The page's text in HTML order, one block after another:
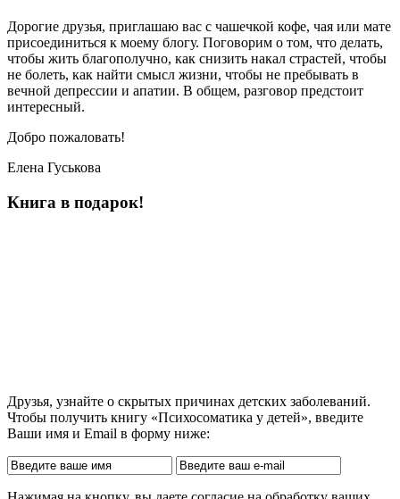
Дорогие друзья, приглашаю вас с чашечкой кофе, чая или мате
присоединиться к моему блогу. Поговорим о том, что делать,
чтобы жить благополучно, как снизить накал страстей, чтобы
не болеть, как найти смысл жизни, чтобы не пребывать в
вечной депрессии и апатии. В общем, разговор предстоит
интересный.
Добро пожаловать!
Елена Гуськова
Книга в подарок!
Друзья, узнайте о скрытых причинах детских заболеваний.
Чтобы получить книгу «Психосоматика у детей», введите
Ваши имя и Email в форму ниже: